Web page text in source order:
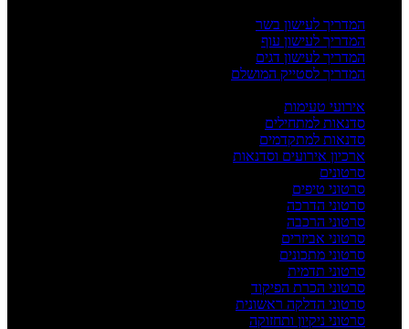
המדריך לעישון בשר
המדריך לעישון עוף
המדריך לעישון דגים
המדריך לסטייק המושלם
אירועי טעימות
סדנאות למתחילים
סדנאות למתקדמים
ארכיון אירועים וסדנאות
סרטונים
סרטוני טיפים
סרטוני הדרכה
סרטוני הרכבה
סרטוני אביזרים
סרטוני מתכונים
סרטוני תדמית
סרטוני הכרת הפיקוד
סרטוני הדלקה ראשונית
סרטוני ניקיון ותחזוקה